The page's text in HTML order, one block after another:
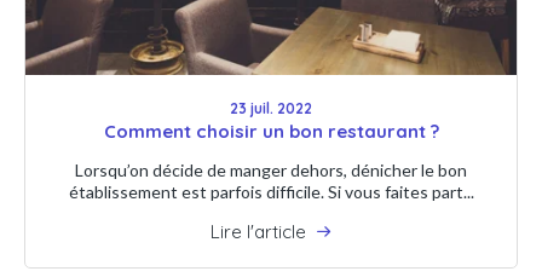
23 juil. 2022
Comment choisir un bon restaurant ?
Lorsqu’on décide de manger dehors, dénicher le bon
établissement est parfois difficile. Si vous faites part...
Lire l'article